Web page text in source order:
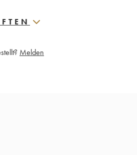
Melden